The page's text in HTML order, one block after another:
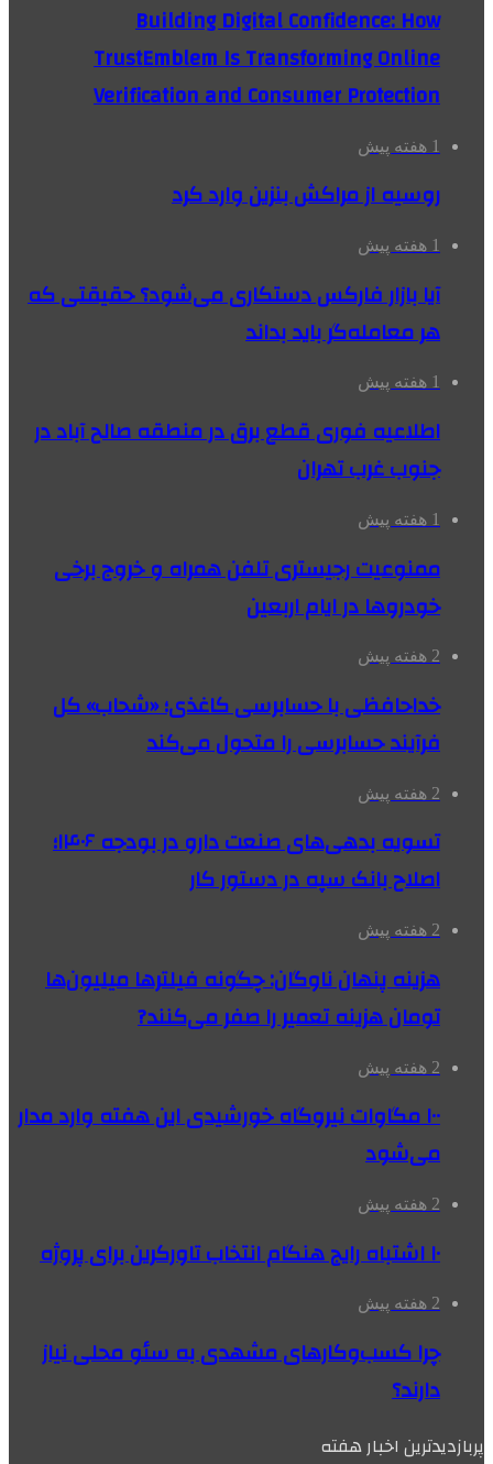
Building Digital Confidence: How
TrustEmblem Is Transforming Online
Verification and Consumer Protection
1 هفته پیش
روسیه از مراکش بنزین وارد کرد
1 هفته پیش
آیا بازار فارکس دستکاری می‌شود؟ حقیقتی که
هر معامله‌گر باید بداند
1 هفته پیش
اطلاعیه فوری قطع برق در منطقه صالح آباد در
جنوب غرب تهران
1 هفته پیش
ممنوعیت رجیستری تلفن همراه و خروج برخی
خودروها در ایام اربعین
2 هفته پیش
خداحافظی با حسابرسی کاغذی؛ «شحاب» کل
فرآیند حسابرسی را متحول می‌کند
2 هفته پیش
تسویه بدهی‌های صنعت دارو در بودجه ۱۴۰۶؛
اصلاح بانک سپه در دستور کار
2 هفته پیش
هزینه پنهان ناوگان: چگونه فیلترها میلیون‌ها
تومان هزینه تعمیر را صفر می‌کنند?
2 هفته پیش
۱۰۰ مگاوات نیروگاه‌ خورشیدی این هفته وارد مدار
می‌شود
2 هفته پیش
۱۰ اشتباه رایج هنگام انتخاب تاورکرین برای پروژه
2 هفته پیش
چرا کسب‌وکارهای مشهدی به سئو محلی نیاز
دارند؟
پربازدیدترین اخبار هفته